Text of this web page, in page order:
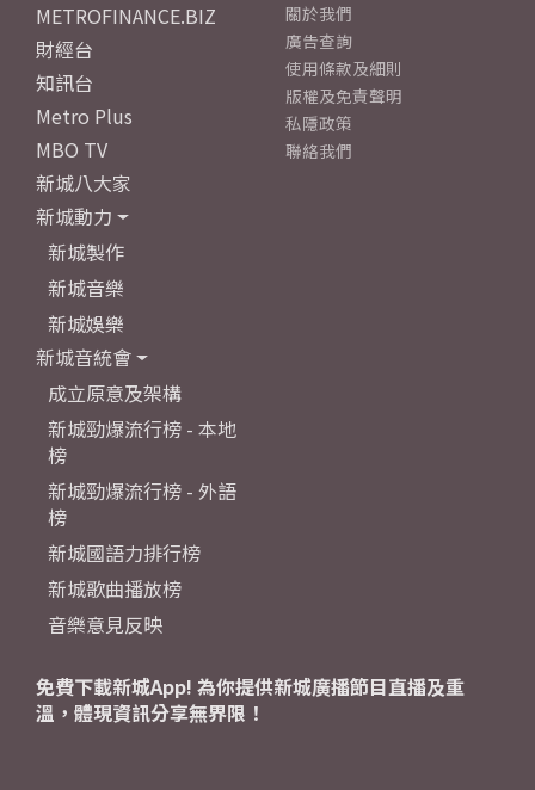
METROFINANCE.BIZ
財經台
知訊台
Metro Plus
MBO TV
新城八大家
新城動力
新城製作
新城音樂
新城娛樂
新城音統會
成立原意及架構
新城勁爆流行榜 - 本地
榜
新城勁爆流行榜 - 外語
榜
新城國語力排行榜
新城歌曲播放榜
音樂意見反映
關於我們
廣告查詢
使用條款及細則
版權及免責聲明
私隱政策
聯絡我們
免費下載新城App! 為你提供新城廣播節目直播及重
溫，體現資訊分享無界限！